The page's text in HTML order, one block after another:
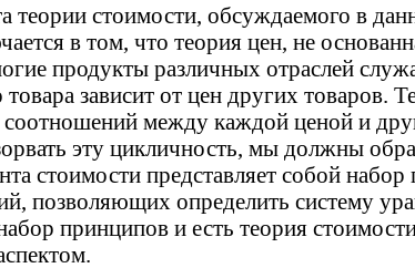
теории стоимости, обсуждаемого в
в том, что теория цен, не
продукты различных отраслей
зависит от цен других товаров.
между каждой ценой и
эту цикличность, мы должны
стоимости представляет собой
позволяющих определить систему
принципов и есть теория